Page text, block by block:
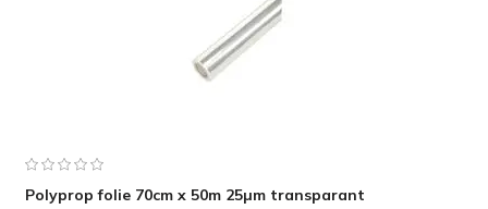
Polyprop folie 70cm x 50m 25µm transparant